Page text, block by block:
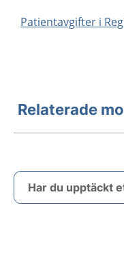
Patientavgifter i
Relaterade
Har du upptäckt